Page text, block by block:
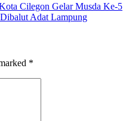
Cilegon Gelar Musda Ke-5
Adat Lampung
*